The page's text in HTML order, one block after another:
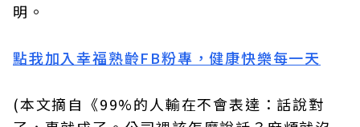
明。
點我加入幸福熟齡FB粉專，健康快樂每一天
(本文摘自《99%的人輸在不會表達：話說對